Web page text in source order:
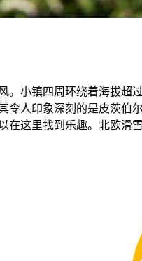
小镇四周环绕着海拔超
人印象深刻的是皮茨伯
这里找到乐趣。北欧滑